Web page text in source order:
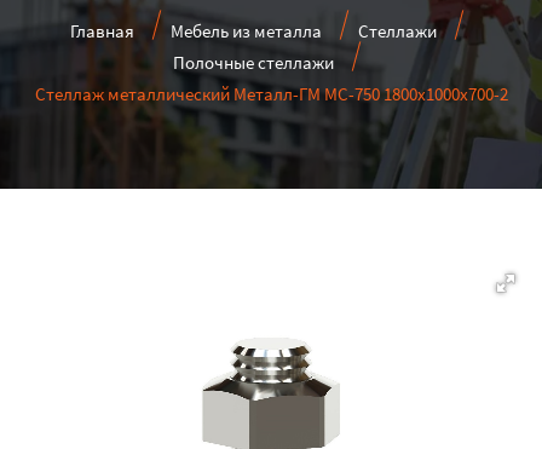
Главная Мебель из металла
Стеллажи
Полочные стеллажи
Стеллаж металлический Металл-ГМ МС-750 1800x1000x700-2